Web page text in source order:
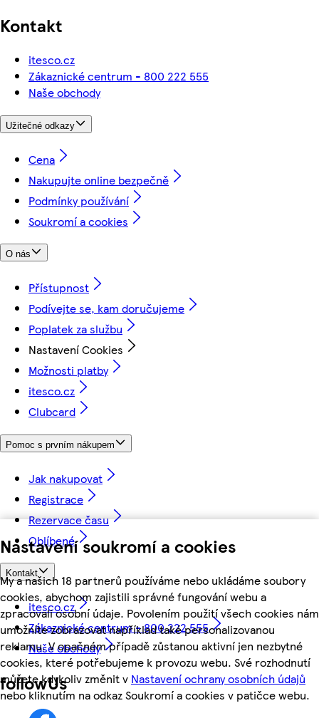
Nastavení soukromí a cookies
My a našich 18 partnerů používáme nebo ukládáme soubory
cookies, abychom zajistili správné fungování webu a
zpracovali osobní údaje. Povolením použití všech cookies nám
umožníte zobrazovat například také personalizovanou
reklamu. V opačném případě zůstanou aktivní jen nezbytné
cookies, které potřebujeme k provozu webu. Své rozhodnutí
můžete kdykoliv změnit v Nastavení ochrany osobních údajů
nebo kliknutím na odkaz Soukromí a cookies v patičce webu.
Kontakt
itesco.cz
Zákaznické centrum - 800 222 555
Naše obchody
Užitečné odkazy
Cena
Nakupujte online bezpečně
Podmínky používání
Soukromí a cookies
O nás
Přístupnost
Podívejte se, kam doručujeme
Poplatek za službu
Nastavení Cookies
Možnosti platby
itesco.cz
Clubcard
Pomoc s prvním nákupem
Jak nakupovat
Registrace
Rezervace času
Oblíbené
Kontakt
itesco.cz
Zákaznické centrum - 800 222 555
Naše obchody
followUs